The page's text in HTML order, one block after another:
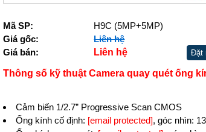
Mã SP:
H9C (5MP+5MP)
Giá gốc:
Liên hệ
Giá bán:
Liên hệ Đặt
Thông số kỹ thuật Camera quay quét ống
Cảm biến 1/2.7” Progressive Scan CMOS
Ống kính cố định: [email protected], góc nhìn: